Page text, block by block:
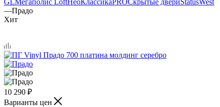
—Прадо
Хит
10 290 ₽
Варианты цен